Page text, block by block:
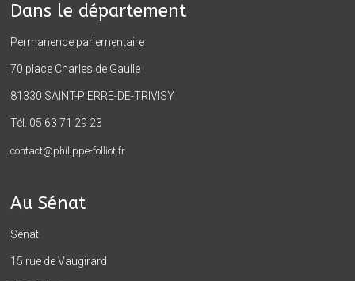
Dans le département
Permanence parlementaire
70 place Charles de Gaulle
81330 SAINT-PIERRE-DE-TRIVISY
Tél. 05 63 71 29 23
contact@philippe-folliot.fr
Au Sénat
Sénat
15 rue de Vaugirard